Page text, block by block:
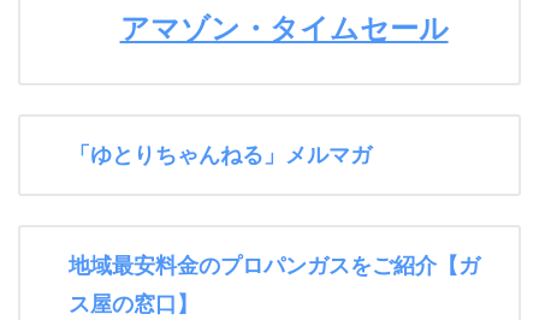
アマゾン・タイムセール
「ゆとりちゃんねる」メルマガ
地域最安料金のプロパンガスをご紹介【ガ
ス屋の窓口】